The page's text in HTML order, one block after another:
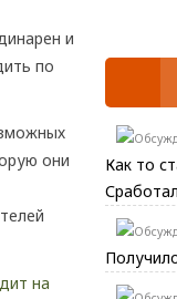
и
по
они
на
Как то